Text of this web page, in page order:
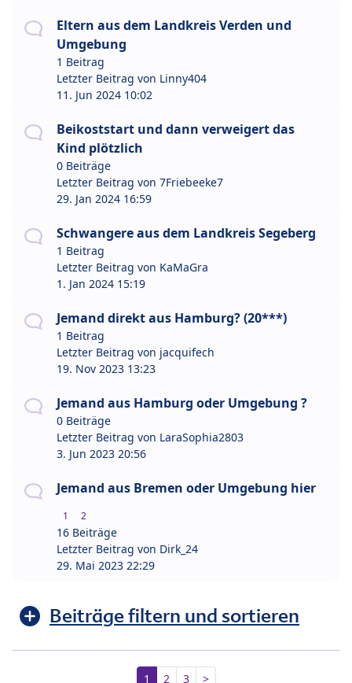
Eltern aus dem Landkreis Verden und
Umgebung
1 Beitrag
Letzter Beitrag von Linny404
11. Jun 2024 10:02
Beikoststart und dann verweigert das
Kind plötzlich
0 Beiträge
Letzter Beitrag von 7Friebeeke7
29. Jan 2024 16:59
Schwangere aus dem Landkreis Segeberg
1 Beitrag
Letzter Beitrag von KaMaGra
1. Jan 2024 15:19
Jemand direkt aus Hamburg? (20***)
1 Beitrag
Letzter Beitrag von jacquifech
19. Nov 2023 13:23
Jemand aus Hamburg oder Umgebung ?
0 Beiträge
Letzter Beitrag von LaraSophia2803
3. Jun 2023 20:56
Jemand aus Bremen oder Umgebung hier
1 2
16 Beiträge
Letzter Beitrag von Dirk_24
29. Mai 2023 22:29
Beiträge filtern und sortieren
1 2 3 >